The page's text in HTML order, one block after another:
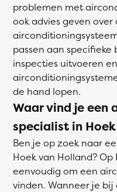
problemen met
ook advies geven
passen aan
inspecties uitvoeren
de hand lopen.
Waar vind je een
specialist in
Ben je op zoek naar
Hoek van Holland? Op
eenvoudig om een
vinden. Wanneer je bij